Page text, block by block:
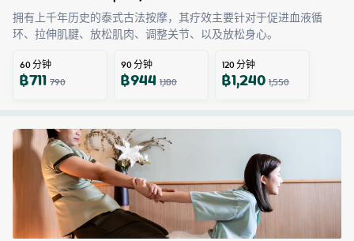
拥有上千年历史的泰式古法按摩，其疗效主要针对于促进血液循
环、拉伸肌腱、放松肌肉、调整关节、以及放松身心。
60分钟
฿711790
90分钟
฿944 1,180
120分钟
฿1,2401,550